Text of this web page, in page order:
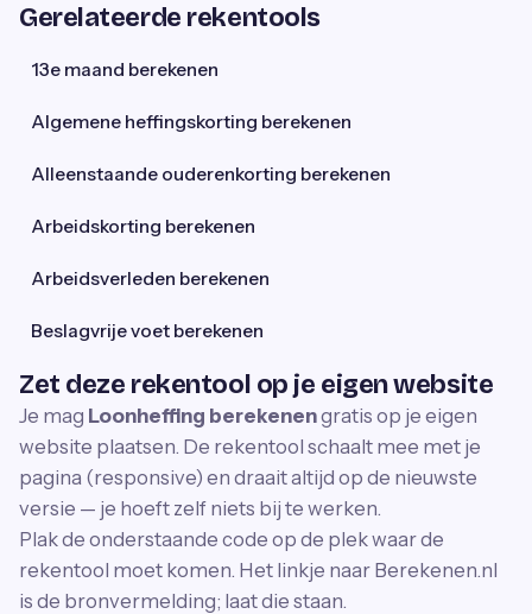
Gerelateerde rekentools
13e maand berekenen
Algemene heffingskorting berekenen
Alleenstaande ouderenkorting berekenen
Arbeidskorting berekenen
Arbeidsverleden berekenen
Beslagvrije voet berekenen
Zet deze rekentool op je eigen website
Je mag Loonheffing berekenengratis op je eigen
website plaatsen. De rekentool schaalt mee met je
pagina (responsive) en draait altijd op de nieuwste
versie — je hoeft zelf niets bij te werken.
Plak de onderstaande code op de plek waar de
rekentool moet komen. Het linkje naar Berekenen.nl
is de bronvermelding; laat die staan.